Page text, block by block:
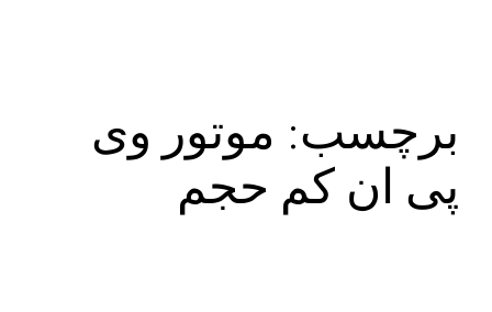
برچسب: موتور وی
پی ان کم حجم